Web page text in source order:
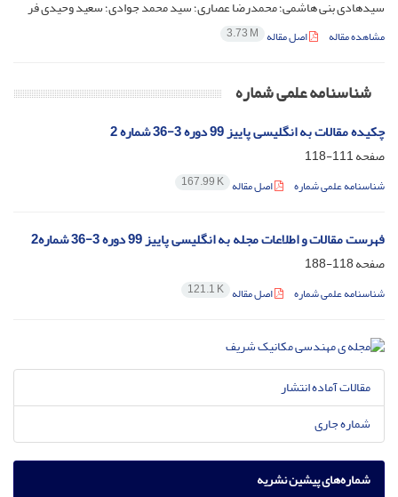
سیدهادی بنی هاشمی؛ محمدرضا عصاری؛ سید محمد جوادی؛ سعید وحیدی فر
مشاهده مقاله اصل مقاله 3.73 M
شناسنامه علمی شماره
چکیده مقالات به انگلیسی پاییز 99 دوره 3-36 شماره 2
صفحه111-118
شناسنامه علمی شماره اصل مقاله 167.99 K
فهرست مقالات و اطلاعات مجله به انگلیسی پاییز 99 دوره 3-36 شماره2
صفحه118-188
شناسنامه علمی شماره اصل مقاله 121.1 K
مقالات آماده انتشار
شماره جاری
شماره‌های پیشین نشریه